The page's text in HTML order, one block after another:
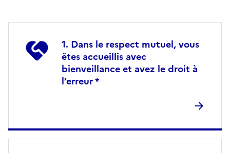
Dans le respect mutuel, vous
êtes accueillis avec
bienveillance et avez le droit à
l’erreur *